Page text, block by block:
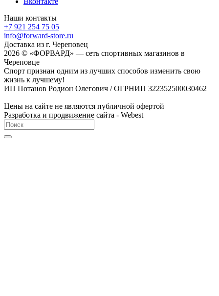
Наши контакты
+7 921 254 75 05
info@forward-store.ru
Доставка из г. Череповец
2026 © «ФОРВАРД» — сеть спортивных магазинов в
Череповце
Спорт признан одним из лучших способов изменить свою
жизнь к лучшему!
ИП Потанов Родион Олегович / ОГРНИП 322352500030462
Цены на сайте не являются публичной офертой
Разработка и продвижение сайта - Webest